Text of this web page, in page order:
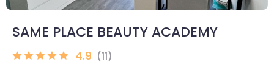
SAME PLACE BEAUTY ACADEMY
4.9 (11)